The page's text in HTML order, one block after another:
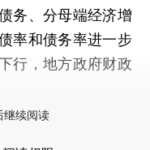
务、分母端经济增
率和债务率进一步
行，地方政府财政
继续阅读